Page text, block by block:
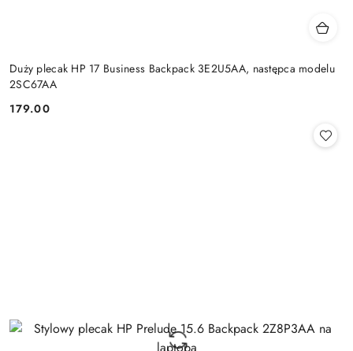
Duży plecak HP 17 Business Backpack 3E2U5AA, następca modelu
2SC67AA
Cena:
179.00